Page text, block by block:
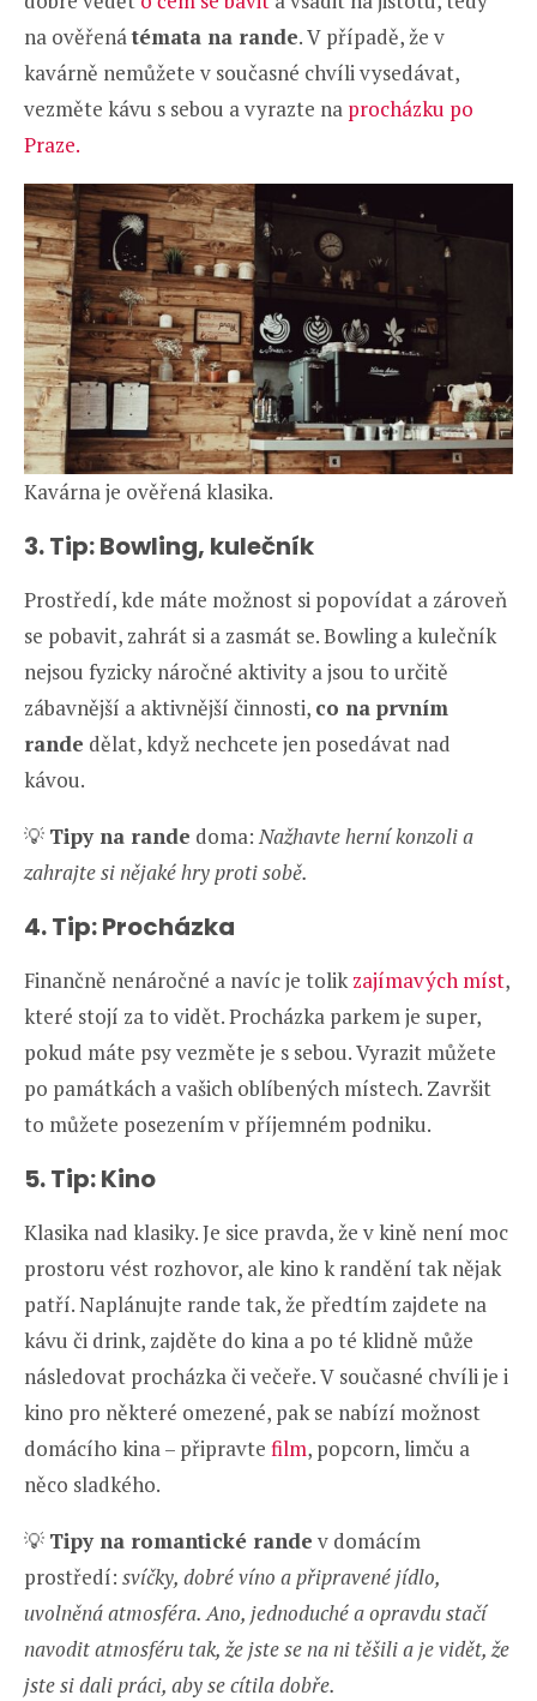
na ověřenátémata na rande. V případě, že v
kavárně nemůžete v současné chvíli vysedávat,
vezměte kávu s sebou a vyrazte na procházku po
Praze.
Kavárna je ověřená klasika.
3. Tip: Bowling, kulečník
Prostředí, kde máte možnost si popovídat a zároveň
se pobavit, zahrát si a zasmát se. Bowling a kulečník
nejsou fyzicky náročné aktivity a jsou to určitě
zábavnější a aktivnější činnosti, co na prvním
rande dělat, když nechcete jen posedávat nad
kávou.
💡 Tipy na rande doma:Nažhavte herní konzoli a
zahrajte si nějaké hry proti sobě.
4. Tip: Procházka
Finančně nenáročné a navíc je tolikzajímavých míst,
které stojí za to vidět. Procházka parkem je super,
pokud máte psy vezměte je s sebou. Vyrazit můžete
po památkách a vašich oblíbených místech. Završit
to můžete posezením v příjemném podniku.
5. Tip: Kino
Klasika nad klasiky. Je sice pravda, že v kině není moc
prostoru vést rozhovor, ale kino k randění tak nějak
patří. Naplánujte rande tak, že předtím zajdete na
kávu či drink, zajděte do kina a po té klidně může
následovat procházka či večeře. V současné chvíli je i
kino pro některé omezené, pak se nabízí možnost
domácího kina – připravte film, popcorn, limču a
něco sladkého.
💡 Tipy na romantické rande v domácím
prostředí: svíčky, dobré víno a připravené jídlo,
uvolněná atmosféra. Ano, jednoduché a opravdu stačí
navodit atmosféru tak, že jste se na ni těšili a je vidět, že
jste si dali práci, aby se cítila dobře.